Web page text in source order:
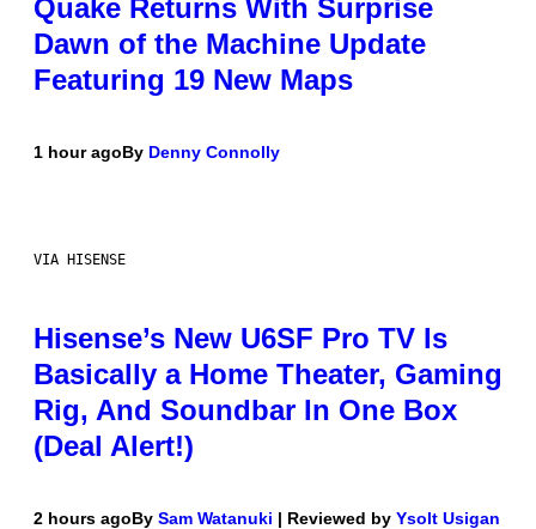
Quake Returns With Surprise
Dawn of the Machine Update
Featuring 19 New Maps
1 hour agoBy Denny Connolly
VIA HISENSE
Hisense’s New U6SF Pro TV Is
Basically a Home Theater, Gaming
Rig, And Soundbar In One Box
(Deal Alert!)
2 hours agoBy Sam Watanuki | Reviewed by Ysolt Usigan